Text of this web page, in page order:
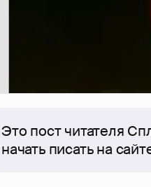
Это пост читателя
начать писать на